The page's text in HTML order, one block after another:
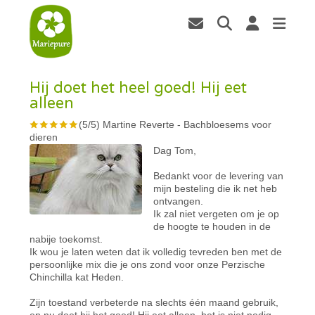
Hij doet het heel goed! Hij eet
alleen
(5/5) Martine Reverte - Bachbloesems voor
dieren
Dag Tom,
Bedankt voor de levering van
mijn besteling die ik net heb
ontvangen.
Ik zal niet vergeten om je op
de hoogte te houden in de
nabije toekomst.
Ik wou je laten weten dat ik volledig tevreden ben met de
persoonlijke mix die je ons zond voor onze Perzische
Chinchilla kat Heden.
Zijn toestand verbeterde na slechts één maand gebruik,